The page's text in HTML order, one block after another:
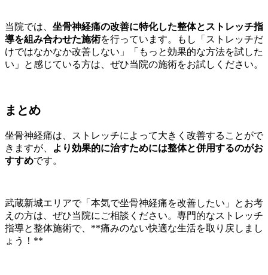
当院では、 坐骨神経痛の改善に特化した整体とストレッチ指
導を組み合わせた施術を行っています。もし「ストレッチだ
けではなかなか改善しない」「もっと効果的な方法を試した
い」と感じている方は、ぜひ当院の施術をお試しください。
まとめ
坐骨神経痛は、ストレッチによって大きく改善することがで
きますが、
より効果的に治すためには整体と併用するのがお
すすめです。
武蔵新城エリアで「本気で坐骨神経痛を改善したい」とお考
えの方は、ぜひ当院にご相談ください。専門的なストレッチ
指導と整体施術で、**痛みのない快適な生活を取り戻しまし
ょう！**